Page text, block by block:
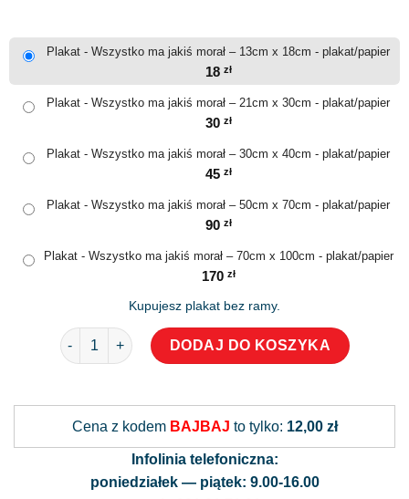
Plakat - Wszystko ma jakiś morał – 13cm x 18cm - plakat/papier
18 zł
Plakat - Wszystko ma jakiś morał – 21cm x 30cm - plakat/papier
30 zł
Plakat - Wszystko ma jakiś morał – 30cm x 40cm - plakat/papier
45 zł
Plakat - Wszystko ma jakiś morał – 50cm x 70cm - plakat/papier
90 zł
Plakat - Wszystko ma jakiś morał – 70cm x 100cm - plakat/papier
170 zł
Kupujesz plakat bez ramy.
ilość Plakat - Wszystko ma jakiś morał
DODAJ DO KOSZYKA
Cena z kodem BAJBAJ to tylko: 12,00 zł
Infolinia telefoniczna:
poniedziałek — piątek: 9.00-16.00